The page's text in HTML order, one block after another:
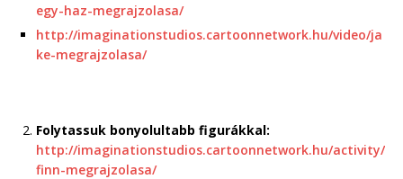
egy-haz-megrajzolasa/
http://imaginationstudios.cartoonnetwork.hu/video/ja
ke-megrajzolasa/
Folytassuk bonyolultabb figurákkal:
http://imaginationstudios.cartoonnetwork.hu/activity/
finn-megrajzolasa/